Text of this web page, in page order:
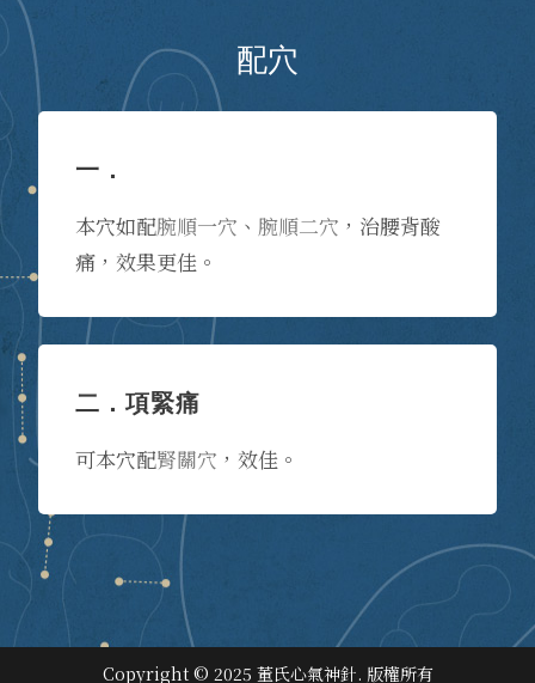
配穴
一．
本穴如配腕順一穴 、 腕順二穴 ，治腰背酸
痛，效果更佳。
二．項緊痛
可本穴配腎關穴 ，效佳。
Copyright © 2025 董氏心氣神針. 版權所有